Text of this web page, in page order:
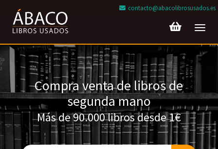
contacto@abacolibrosusados.es
Compra venta de libros de
segunda mano
Más de 90.000 libros desde 1€